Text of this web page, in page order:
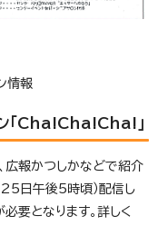
情報
「Cha!Cha!Cha!」
広報かつしかなどで紹介
日午後5時頃）配信し
要となります。詳しく